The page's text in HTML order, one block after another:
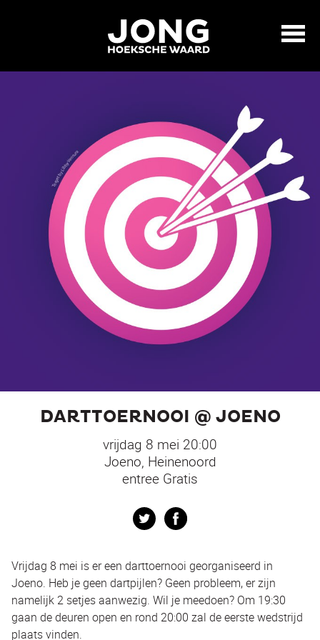
DARTTOERNOOI @ JOENO
vrijdag 8 mei 20:00
Joeno, Heinenoord
entree Gratis
Twitter
Vrijdag 8 mei is er een darttoernooi georganiseerd in
Joeno. Heb je geen dartpijlen? Geen probleem, er zijn
namelijk 2 setjes aanwezig. Wil je meedoen? Om 19:30
gaan de deuren open en rond 20:00 zal de eerste wedstrijd
plaats vinden.